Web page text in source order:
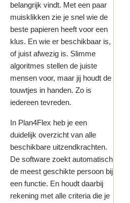
belangrijk vindt. Met een paar
muisklikken zie je snel wie de
beste papieren heeft voor een
klus. En wie er beschikbaar is,
of juist afwezig is. Slimme
algoritmes stellen de juiste
mensen voor, maar jij houdt de
touwtjes in handen. Zo is
iedereen tevreden.
In Plan4Flex heb je een
duidelijk overzicht van alle
beschikbare uitzendkrachten.
De software zoekt automatisch
de meest geschikte persoon bij
een functie. En houdt daarbij
rekening met alle criteria die je